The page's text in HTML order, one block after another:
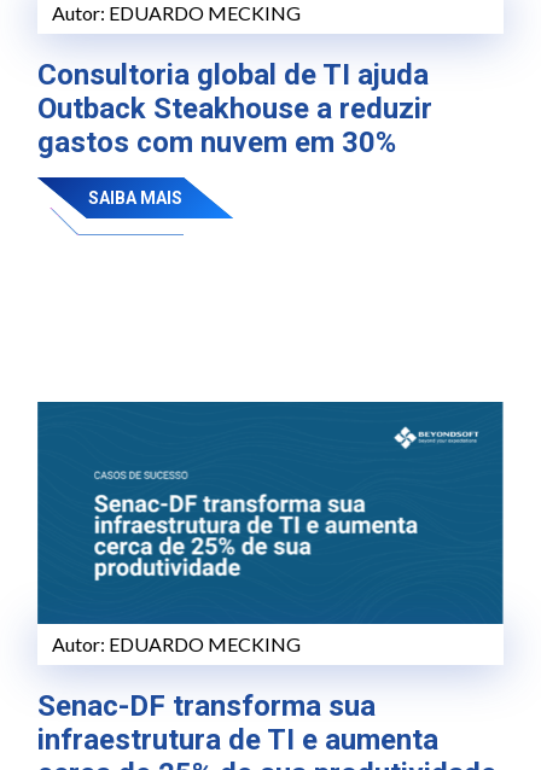
Autor: EDUARDO MECKING
Consultoria global de TI ajuda
Outback Steakhouse a reduzir
gastos com nuvem em 30%
SAIBA MAIS
Autor: EDUARDO MECKING
Senac-DF transforma sua
infraestrutura de TI e aumenta